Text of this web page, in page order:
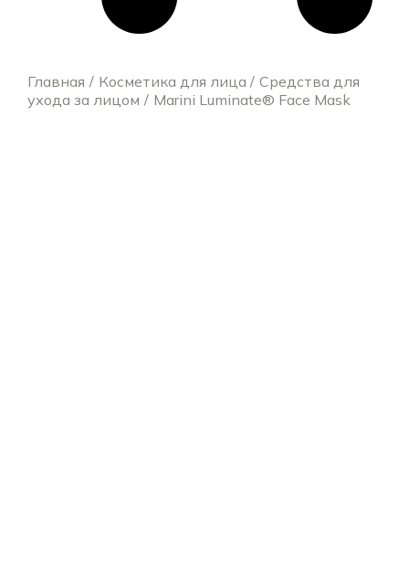
Главная Косметика для лица
Средства для
ухода за лицом
Marini Luminate® Face Mask